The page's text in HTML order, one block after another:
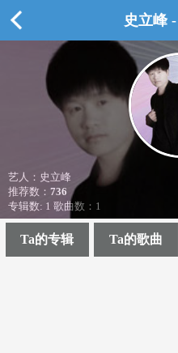
史立峰
艺人：史立峰
推荐数： 736
专辑数: 1 歌曲数：1
Ta的专辑 Ta的歌曲